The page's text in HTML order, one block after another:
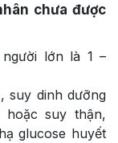
chưa được
lớn là 1 –
suy dinh dưỡng
suy thận,
glucose huyết